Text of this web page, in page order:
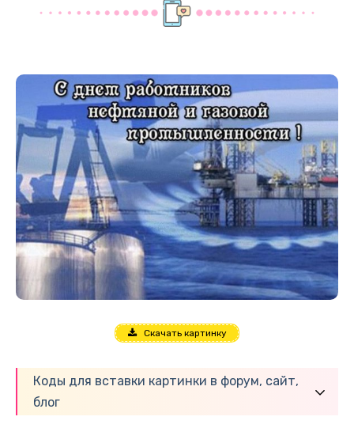
Скачать картинку
Коды для вставки картинки в форум, сайт,
блог